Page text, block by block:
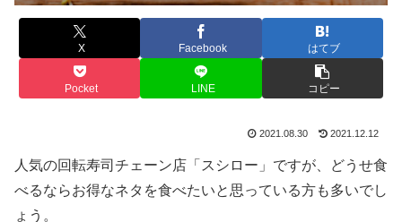
X Facebook はてブ
Pocket LINE コピー
2021.08.30 2021.12.12
人気の回転寿司チェーン店「スシロー」ですが、どうせ食
べるならお得なネタを食べたいと思っている方も多いでし
ょう。